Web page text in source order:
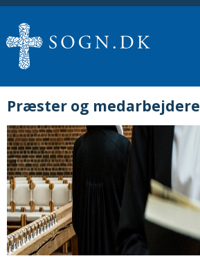
Præster og medarbejdere